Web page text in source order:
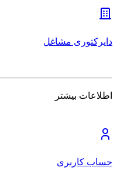
دایرکتوری مشاغل
اطلاعات بیشتر
حساب کاربری